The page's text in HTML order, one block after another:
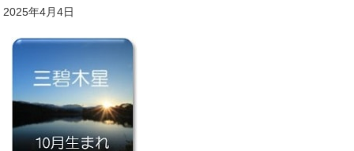
2025年4月4日